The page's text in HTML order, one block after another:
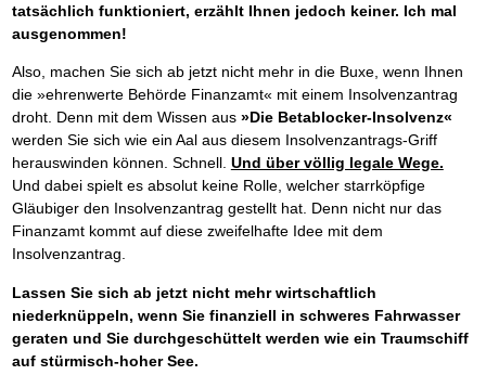
tatsächlich funktioniert, erzählt Ihnen jedoch keiner. Ich mal
ausgenommen!
Also, machen Sie sich ab jetzt nicht mehr in die Buxe, wenn Ihnen
die »ehrenwerte Behörde Finanzamt« mit einem Insolvenzantrag
droht. Denn mit dem Wissen aus »Die Betablocker-Insolvenz«
werden Sie sich wie ein Aal aus diesem Insolvenzantrags-Griff
herauswinden können. Schnell. Und über völlig legale Wege.
Und dabei spielt es absolut keine Rolle, welcher starrköpfige
Gläubiger den Insolvenzantrag gestellt hat. Denn nicht nur das
Finanzamt kommt auf diese zweifelhafte Idee mit dem
Insolvenzantrag.
Lassen Sie sich ab jetzt nicht mehr wirtschaftlich
niederknüppeln, wenn Sie finanziell in schweres Fahrwasser
geraten und Sie durchgeschüttelt werden wie ein Traumschiff
auf stürmisch-hoher See.